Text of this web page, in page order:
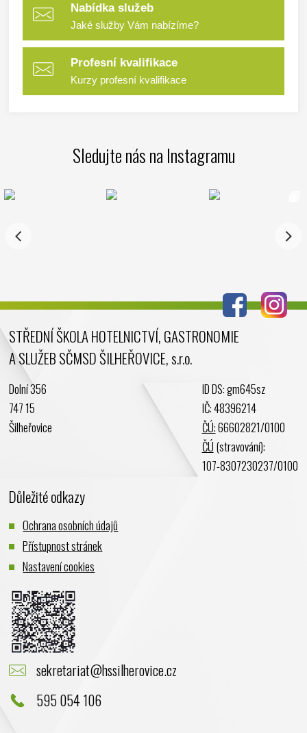
Nabídka služeb
Jaké služby Vám nabízíme?
Profesní kvalifikace
Kurzy profesní kvalifikace
Sledujte nás na Instagramu
STŘEDNÍ ŠKOLA HOTELNICTVÍ, GASTRONOMIE
A SLUŽEB SČMSD ŠILHEŘOVICE, s.r.o.
Dolní 356
747 15
Šilheřovice
ID DS: gm645sz
IČ: 48396214
ČÚ:66602821/0100
ČÚ (stravování):
107-8307230237/0100
Důležité odkazy
Ochrana osobních údajů
Přístupnost stránek
Nastavení cookies
sekretariat@hssilherovice.cz
595 054 106